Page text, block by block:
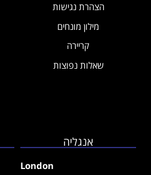
הצהרת נגישות
מילון מונחים
קריירה
שאלות נפוצות
אנגליה
London